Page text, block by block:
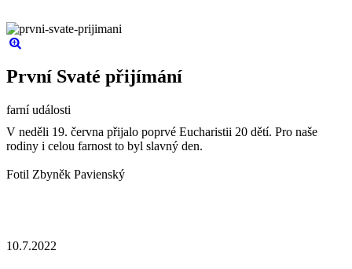
První Svaté přijímání
farní události
V neděli 19. června přijalo poprvé Eucharistii 20 dětí. Pro naše
rodiny i celou farnost to byl slavný den.
Fotil Zbyněk Pavienský
10.7.2022